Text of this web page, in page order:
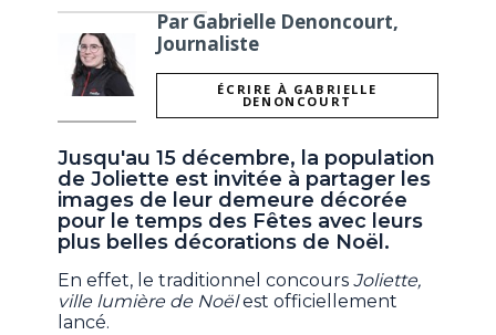
Par Gabrielle Denoncourt,
Journaliste
ÉCRIRE À GABRIELLE
DENONCOURT
Jusqu'au 15 décembre, la population
de Joliette est invitée à partager les
images de leur demeure décorée
pour le temps des Fêtes avec leurs
plus belles décorations de Noël.
En effet, le traditionnel concours Joliette,
ville lumière de Noëlest officiellement
lancé.